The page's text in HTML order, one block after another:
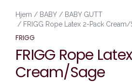
Hjem / BABY / BABY GUTT
/ FRIGG Rope Latex 2-Pack Cream/
FRIGG
FRIGG Rope
Cream/Sage